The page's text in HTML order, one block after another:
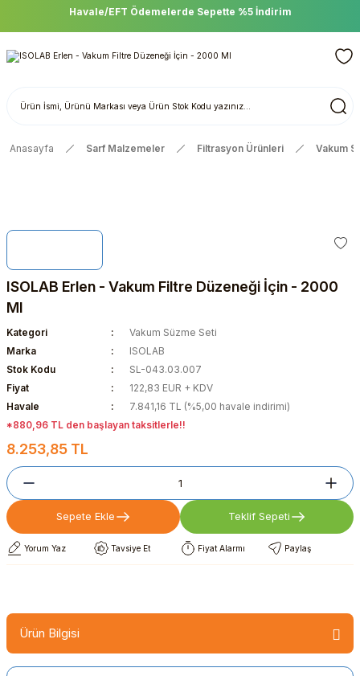
Havale/EFT Ödemelerde Sepette %5 İndirim
Anasayfa Sarf Malzemeler Filtrasyon Ürünleri Vakum
ISOLAB Erlen - Vakum Filtre Düzeneği İçin - 2000
Ml
Kategori
Vakum Süzme Seti
Marka
ISOLAB
Stok Kodu
SL-043.03.007
Fiyat
122,83 EUR + KDV
Havale
7.841,16 TL (%5,00 havale indirimi)
*880,96 TL den başlayan taksitlerle!!
8.253,85 TL
Sepete Ekle Teklif Sepeti
Yorum Yaz Tavsiye Et Fiyat Alarmı Paylaş
Ürün Bilgisi